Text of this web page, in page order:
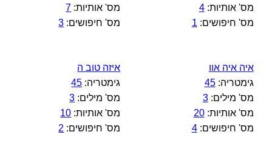
מס' אותיות:4
מס' חיפושים: 1
מס' אותיות: 7
מס' חיפושים: 3
איה איה אוו
גימטריה:45
מס' מילים:3
מס' אותיות:20
מס' חיפושים:4
איזה טוב ה
גימטריה: 45
מס' מילים: 3
מס' אותיות: 10
מס' חיפושים: 2